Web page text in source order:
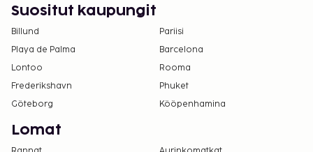
Suositut kaupungit
Billund
Pariisi
Playa de Palma
Barcelona
Lontoo
Rooma
Frederikshavn
Phuket
Göteborg
Kööpenhamina
Lomat